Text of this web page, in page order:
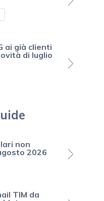
ai già clienti
di luglio
non
2026
TIM da